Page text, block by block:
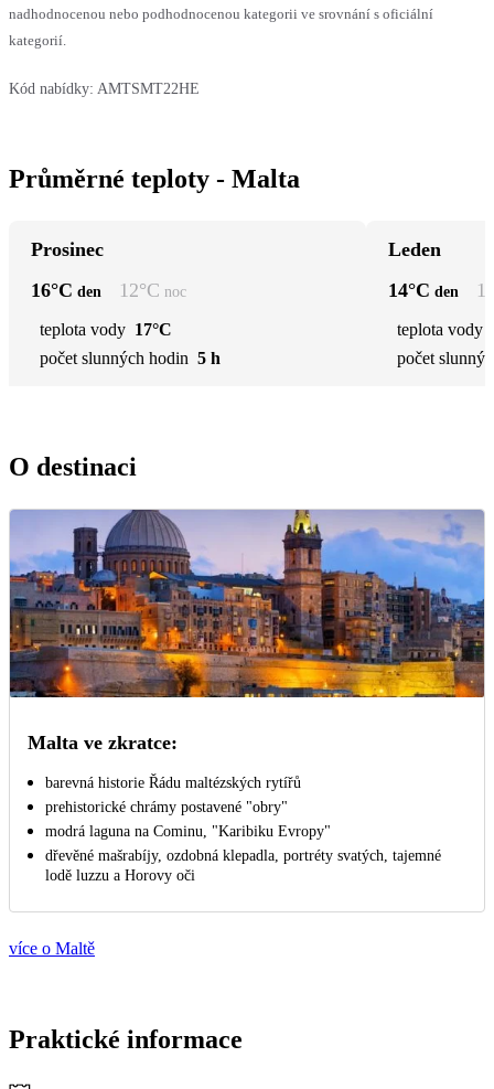
nadhodnocenou nebo podhodnocenou kategorii ve srovnání s oficiální
kategorií.
Kód nabídky: AMTSMT22HE
Průměrné teploty - Malta
Prosinec
16°C den 12°C noc
teplota vody 17°C
počet slunných hodin 5 h
Leden
14°C den
teplota vody
počet
O destinaci
Malta ve zkratce:
barevná historie Řádu maltézských rytířů
prehistorické chrámy postavené "obry"
modrá laguna na Cominu, "Karibiku Evropy"
dřevěné mašrabíjy, ozdobná klepadla, portréty svatých, tajemné
lodě luzzu a Horovy oči
více o Maltě
Praktické informace